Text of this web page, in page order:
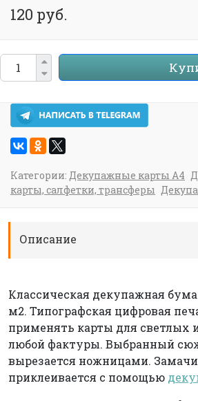
120 руб.
Категории: Декупажные карты А4
карты, салфетки, трансферы
Описание
Классическая декупажная
м2. Типографская цифровая
применять карты для светлых
любой фактуры. Выбранный
вырезается ножницами.
приклеивается с помощью